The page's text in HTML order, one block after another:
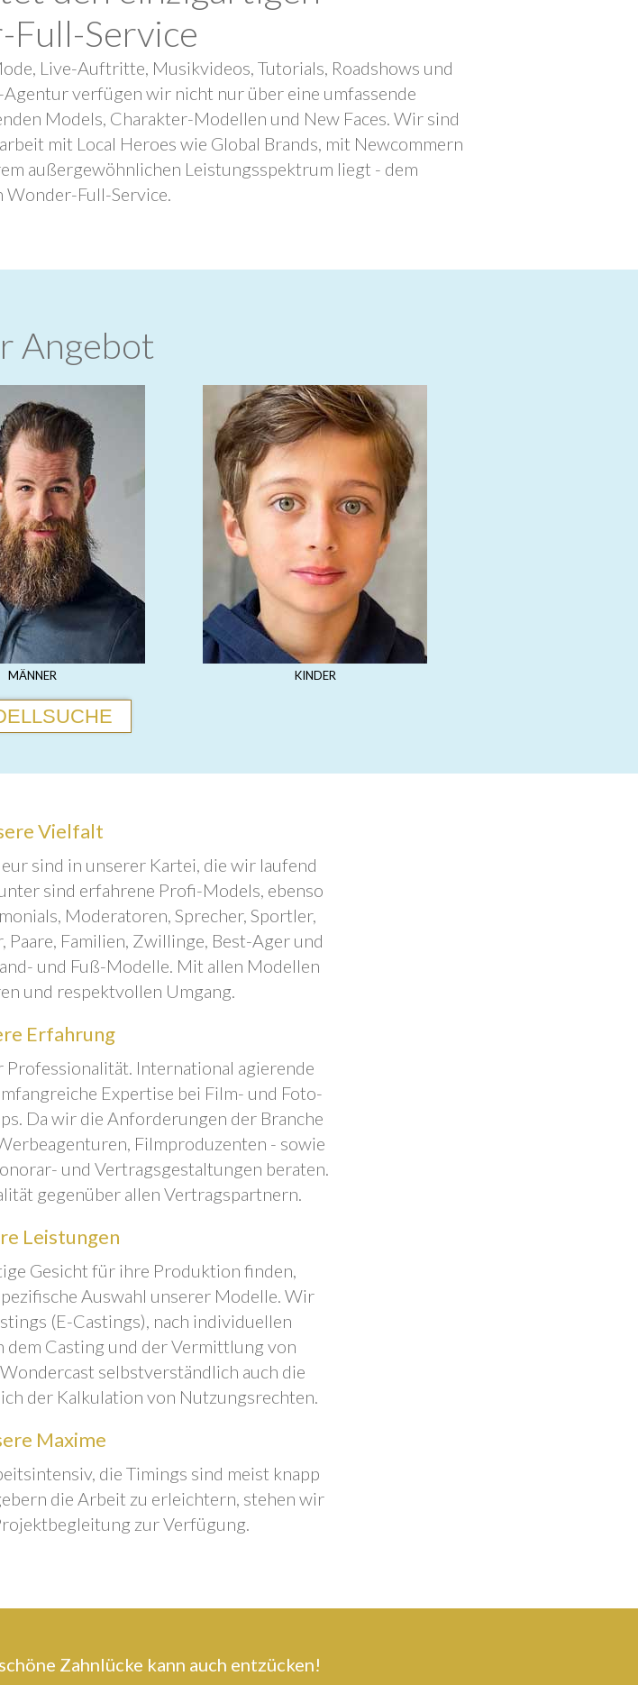
Service
Live-Auftritte, Musikvideos, Tutorials, Roadshows und
verfügen wir nicht nur über eine umfassende
Models, Charakter-Modellen und New Faces. Wir sind
mit Local Heroes wie Global Brands, mit Newcommern
außergewöhnlichen Leistungsspektrum liegt - dem
Wonder-Full-Service.
Angebot
MÄNNER KINDER
Vielfalt
sind in unserer Kartei, die wir laufend
sind erfahrene Profi-Models, ebenso
Moderatoren, Sprecher, Sportler,
Familien, Zwillinge, Best-Ager und
und Fuß-Modelle. Mit allen Modellen
und respektvollen Umgang.
Erfahrung
International agierende
Expertise bei Film- und Foto-
Da wir die Anforderungen der Branche
Filmproduzenten - sowie
und Vertragsgestaltungen beraten.
gegenüber allen Vertragspartnern.
Leistungen
Gesicht für ihre Produktion finden,
Auswahl unserer Modelle. Wir
(E-Castings), nach individuellen
Casting und der Vermittlung von
selbstverständlich auch die
der Kalkulation von Nutzungsrechten.
Maxime
die Timings sind meist knapp
die Arbeit zu erleichtern, stehen wir
zur Verfügung.
Zahnlücke kann auch entzücken!